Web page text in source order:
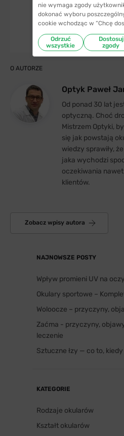
NAJNOWSZE POSTY
Wpływ promieni UV na oczy
Okulary sportowe –
Woloocze – przyczyny,
Zaćma - przyczyny,
leczenie
Sztuczne łzy — co to,
KATEGORIE
Rodzaje okularów
Kształt okularów
O AUTORZE
Optyk Paweł
Od ponad 30 lat
optyczną. Choć
Mistrzem Optyki,
się jak powstają
wiedzy sprawiły,
jaka wychodzi
oczekiwania
klientów.
Zobacz wpisy autora
nie wymaga zgody
dokonać wyboru
cookie wchodząc w “Chcę
Odrzuć
wszystkie
Dostosuj
zgody